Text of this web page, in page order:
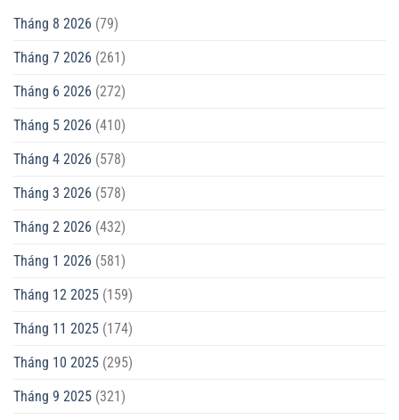
Tháng 8 2026 (79)
Tháng 7 2026 (261)
Tháng 6 2026 (272)
Tháng 5 2026 (410)
Tháng 4 2026 (578)
Tháng 3 2026 (578)
Tháng 2 2026 (432)
Tháng 1 2026 (581)
Tháng 12 2025 (159)
Tháng 11 2025 (174)
Tháng 10 2025 (295)
Tháng 9 2025 (321)